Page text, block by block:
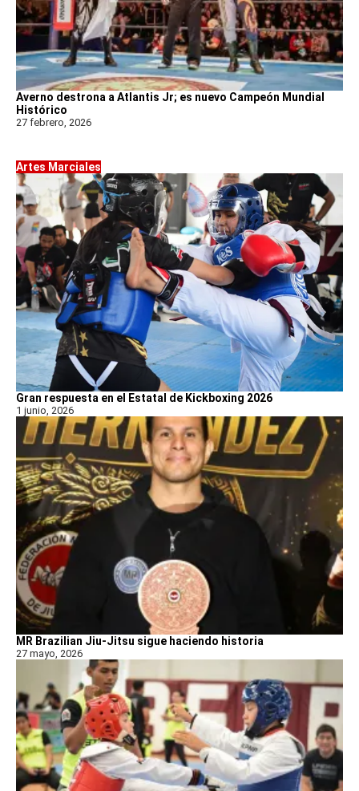
Averno destrona a Atlantis Jr; es nuevo Campeón Mundial
Histórico
27 febrero, 2026
Artes Marciales
Gran respuesta en el Estatal de Kickboxing 2026
1 junio, 2026
MR Brazilian Jiu-Jitsu sigue haciendo historia
27 mayo, 2026